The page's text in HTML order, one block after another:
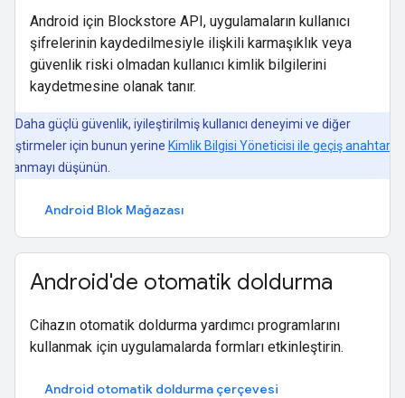
Android için Blockstore API, uygulamaların kullanıcı
şifrelerinin kaydedilmesiyle ilişkili karmaşıklık veya
güvenlik riski olmadan kullanıcı kimlik bilgilerini
kaydetmesine olanak tanır.
Daha güçlü güvenlik, iyileştirilmiş kullanıcı deneyimi ve diğer
için bunun yerine Kimlik Bilgisi Yöneticisi ile geçiş
düşünün.
Android Blok Mağazası
Android'de otomatik doldurma
Cihazın otomatik doldurma yardımcı programlarını
kullanmak için uygulamalarda formları etkinleştirin.
Android otomatik doldurma çerçevesi